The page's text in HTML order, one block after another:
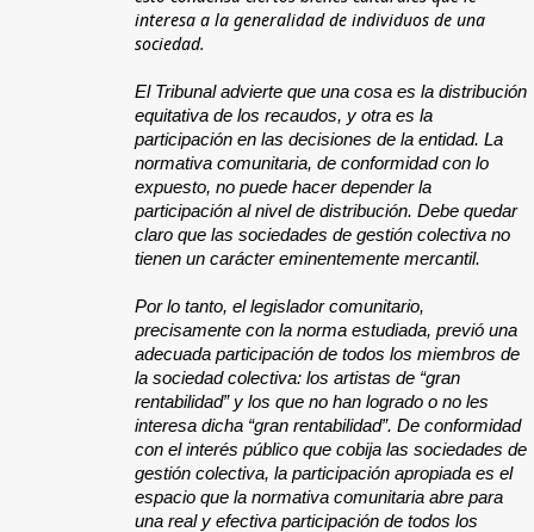
interesa a la generalidad de individuos de una
sociedad.
El Tribunal advierte que una cosa es la distribución
equitativa de los recaudos, y otra es la
participación en las decisiones de la entidad. La
normativa comunitaria, de conformidad con lo
expuesto, no puede hacer depender la
participación al nivel de distribución. Debe quedar
claro que las sociedades de gestión colectiva no
tienen un carácter eminentemente mercantil.
Por lo tanto, el legislador comunitario,
precisamente con la norma estudiada, previó una
adecuada participación de todos los miembros de
la sociedad colectiva: los artistas de “gran
rentabilidad” y los que no han logrado o no les
interesa dicha “gran rentabilidad”. De conformidad
con el interés público que cobija las sociedades de
gestión colectiva, la participación apropiada es el
espacio que la normativa comunitaria abre para
una real y efectiva participación de todos los